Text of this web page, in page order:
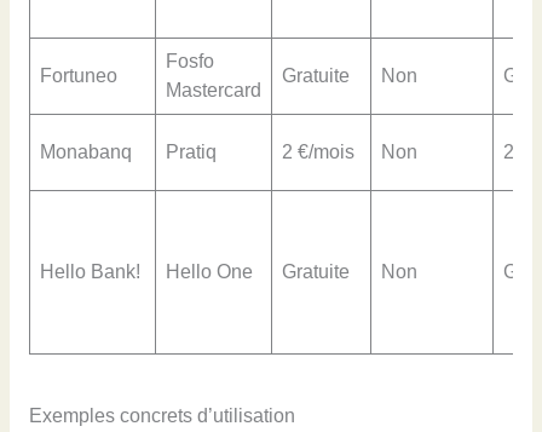
Fortuneo
Fosfo
Mastercard
Gratuite Non
Monabanq Pratiq 2 €/mois Non 2%
Hello Bank! Hello One Gratuite Non
Exemples concrets d’utilisation